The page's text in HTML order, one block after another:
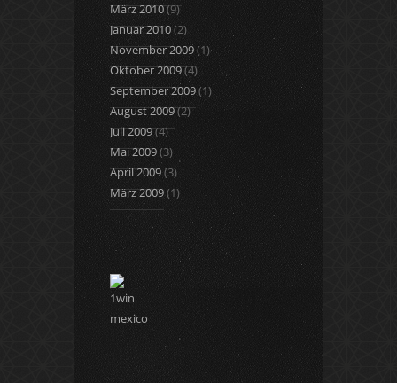
März 2010(9)
Januar 2010(2)
November 2009(1)
Oktober 2009(4)
September 2009(1)
August 2009(2)
Juli 2009(4)
Mai 2009(3)
April 2009(3)
März 2009(1)